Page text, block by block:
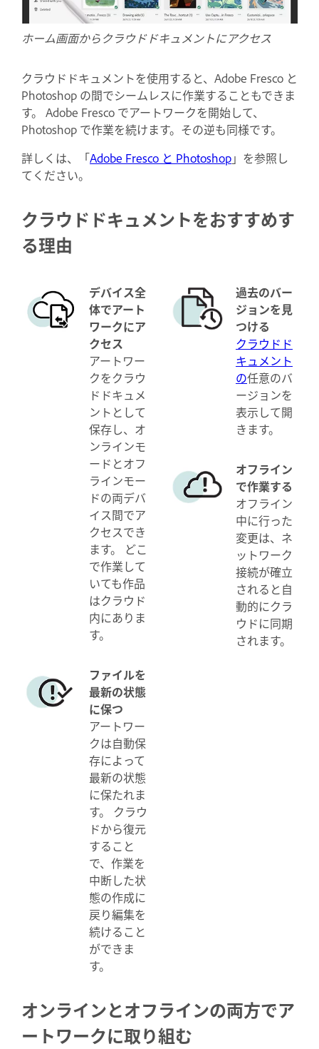
ホーム画面からクラウドドキュメントにアクセス
クラウドドキュメントを使用すると、Adobe Fresco と
Photoshop の間でシームレスに作業することもできま
す。 Adobe Fresco でアートワークを開始して、
Photoshop で作業を続けます。その逆も同様です。
詳しくは、「Adobe Fresco と Photoshop」を参照し
てください。
クラウドドキュメントをおすすめす
る理由
デバイス全
体でアート
ワークにア
クセス
アートワー
クをクラウ
ドドキュメ
ントとして
保存し、オ
ンラインモ
ードとオフ
ラインモー
ドの両デバ
イス間でア
クセスでき
ます。 どこ
で作業して
いても作品
はクラウド
内にありま
す。
ファイルを
最新の状態
に保つ
アートワー
クは自動保
存によって
最新の状態
に保たれま
す。 クラウ
ドから復元
すること
で、作業を
中断した状
態の作成に
戻り編集を
続けること
ができま
す。
過去のバー
ジョンを見
つける
クラウドド
キュメント
の任意のバ
ージョンを
表示して開
きます。
オフライン
で作業する
オフライン
中に行った
変更は、ネ
ットワーク
接続が確立
されると自
動的にクラ
ウドに同期
されます。
オンラインとオフラインの両方でア
ートワークに取り組む